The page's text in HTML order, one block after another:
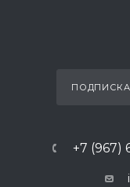
+7 (967)